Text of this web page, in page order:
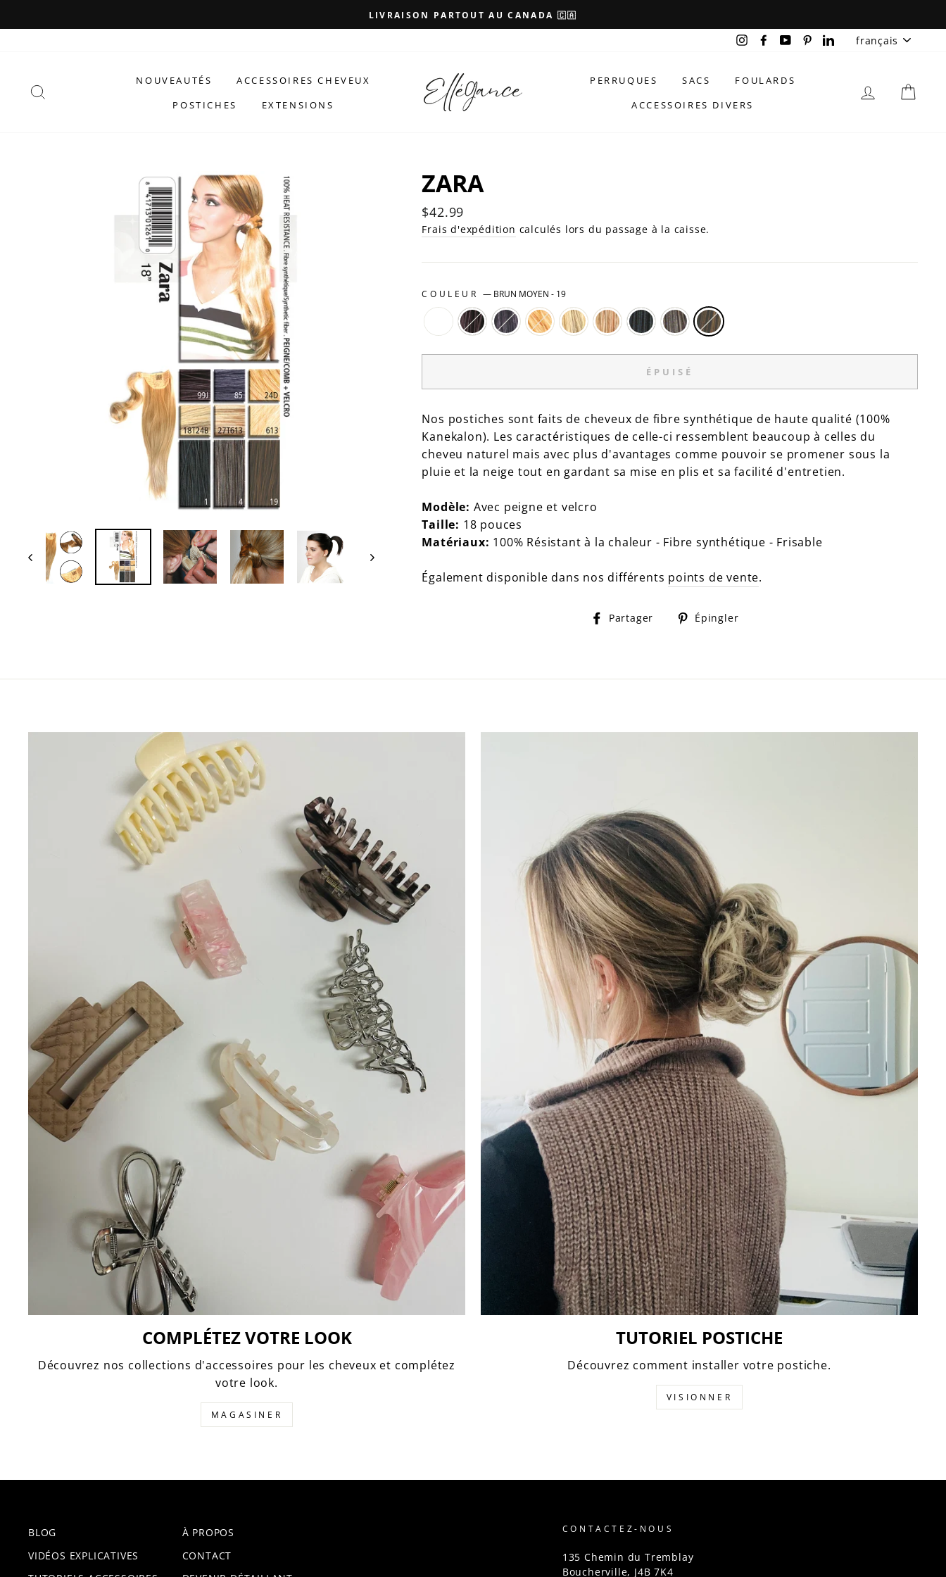
au
LIVRAISON PARTOUT AU CANADA 🇨🇦
InstagramFacebook
YouTubePinterestLinkedIn
français
NOUVEAUTÉS
ACCESSOIRES CHEVEUX
POSTICHES
EXTENSIONS
PERRUQUES SACS
FOULARDS
ACCESSOIRES DIVERS
SE
ZARA
Prix
régulier
$42.99
Frais d'expédition calculés lors du passage à la caisse.
COULEUR— BRUN MOYEN - 19
ÉPUISÉ
Nos postiches sont faits de cheveux de fibre synthétique de haute qualité (100%
Kanekalon). Les caractéristiques de celle-ci ressemblent beaucoup à celles du
cheveu naturel mais avec plus d'avantages comme pouvoir se promener sous la
pluie et la neige tout en gardant sa mise en plis et sa facilité d'entretien.
Modèle: Avec peigne et velcro
Taille: 18 pouces
Matériaux: 100% Résistant à la chaleur - Fibre synthétique - Frisable
Également disponible dans nos différents points de vente.
Partager
PartagerÉpingler
COMPLÉTEZ VOTRE LOOK
Découvrez nos collections d'accessoires pour les cheveux et complétez
votre look.
MAGASINER
TUTORIEL POSTICHE
Découvrez comment installer votre postiche.
VISIONNER
BLOG
VIDÉOS EXPLICATIVES
À PROPOS
CONTACT
CONTACTEZ-NOUS
135 Chemin du Tremblay
Boucherville, J4B 7K4